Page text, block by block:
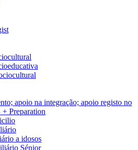
apoio na integração; apoio registo no
Preparation
a idosos
Sénior